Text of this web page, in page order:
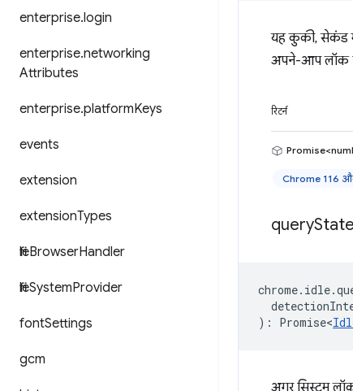
enterprise.login
enterprise.networking
Attributes
enterprise.platformKeys
events
extension
extensionTypes
fileBrowserHandler
fileSystemProvider
fontSettings
gcm
यह कुकी, सेकंड में
अपने-आप लॉक
रिटर्न
Chrome 116
query
chrome. idle.
) : Promise<
अगर सिस्टम